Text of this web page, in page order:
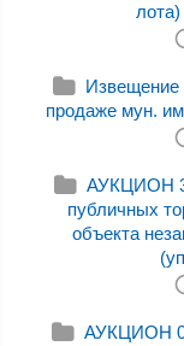
Извещение
продаже мун.
АУКЦИОН
публичных
объекта
АУКЦИОН